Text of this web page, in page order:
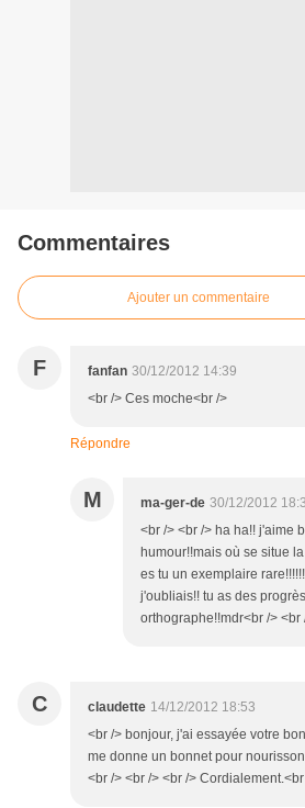
Commentaires
Ajouter un commentaire
F fanfan 30/12/2012 14:39
<br /> Ces moche<br />
Répondre
M ma-ger-de 30/12/2012
<br /> <br /> ha ha!! j'aime
humour!!mais où se situe
es tu un exemplaire
j'oubliais!! tu as des
orthographe!!mdr<br /> <br
C claudette 14/12/2012 18:53
<br /> bonjour, j'ai essayée votre
me donne un bonnet pour
<br /> <br /> <br />